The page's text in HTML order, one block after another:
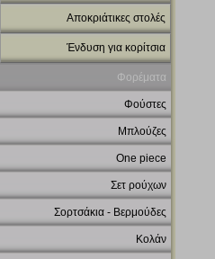
Αποκριάτικες στολές
Ένδυση για κορίτσια
Φορέματα
Φούστες
Μπλούζες
One piece
Σετ ρούχων
Σορτσάκια - Βερμούδες
Κολάν